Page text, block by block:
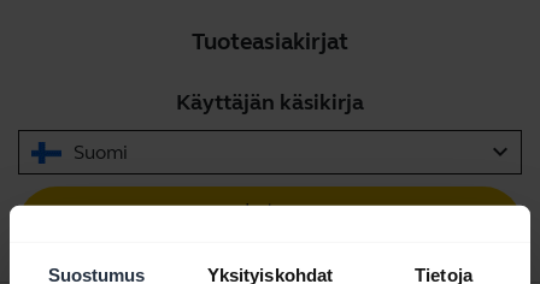
Suostumus Yksityiskohdat Tietoja
Tuoteasiakirjat
Käyttäjän käsikirja
Suomi expand_more
Lataa